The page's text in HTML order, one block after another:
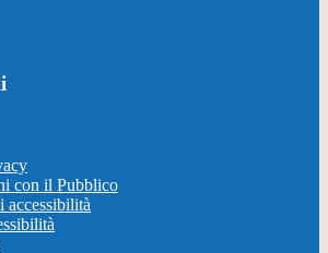
con il Pubblico
accessibilità